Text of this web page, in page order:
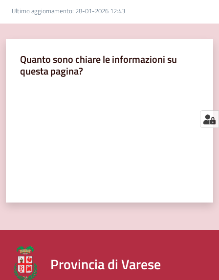
Servizi
segnalazioni
Ultimo aggiornamento: 28-01-2026 12:43
Quanto sono chiare le informazioni su
questa pagina?
Provincia di Varese